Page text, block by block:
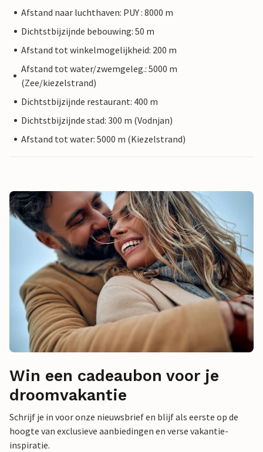
Afstand naar luchthaven: PUY : 8000 m
Dichtstbijzijnde bebouwing: 50 m
Afstand tot winkelmogelijkheid: 200 m
Afstand tot water/zwemgeleg.: 5000 m
(Zee/kiezelstrand)
Dichtstbijzijnde restaurant: 400 m
Dichtstbijzijnde stad: 300 m (Vodnjan)
Afstand tot water: 5000 m (Kiezelstrand)
Win een cadeaubon voor je
droomvakantie
Schrijf je in voor onze nieuwsbrief en blijf als eerste op de
hoogte van exclusieve aanbiedingen en verse vakantie-
inspiratie.